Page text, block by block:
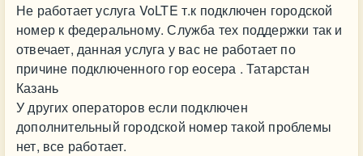
Не работает услуга VoLTE т.к подключен городской
номер к федеральному. Служба тех поддержки так и
отвечает, данная услуга у вас не работает по
причине подключенного гор еосера . Татарстан
Казань
У других операторов если подключен
дополнительный городской номер такой проблемы
нет, все работает.